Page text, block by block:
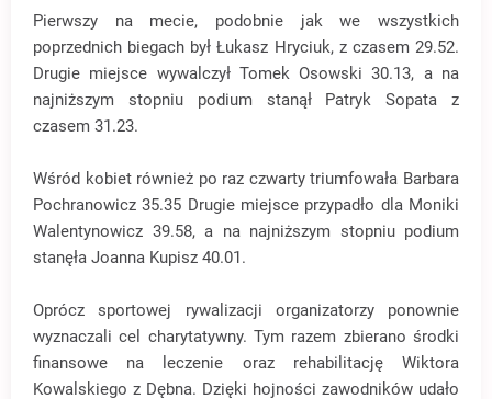
Pierwszy na mecie, podobnie jak we wszystkich
poprzednich biegach był Łukasz Hryciuk, z czasem 29.52.
Drugie miejsce wywalczył Tomek Osowski 30.13, a na
najniższym stopniu podium stanął Patryk Sopata z
czasem 31.23.
Wśród kobiet również po raz czwarty triumfowała Barbara
Pochranowicz 35.35 Drugie miejsce przypadło dla Moniki
Walentynowicz 39.58, a na najniższym stopniu podium
stanęła Joanna Kupisz 40.01.
Oprócz sportowej rywalizacji organizatorzy ponownie
wyznaczali cel charytatywny. Tym razem zbierano środki
finansowe na leczenie oraz rehabilitację Wiktora
Kowalskiego z Dębna. Dzięki hojności zawodników udało